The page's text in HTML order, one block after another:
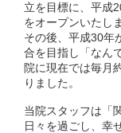
立を目標に、平成
をオープンいたし
その後、平成30年
合を目指し「なん
院に現在では毎月
りました。
当院スタッフは「
日々を過ごし、幸